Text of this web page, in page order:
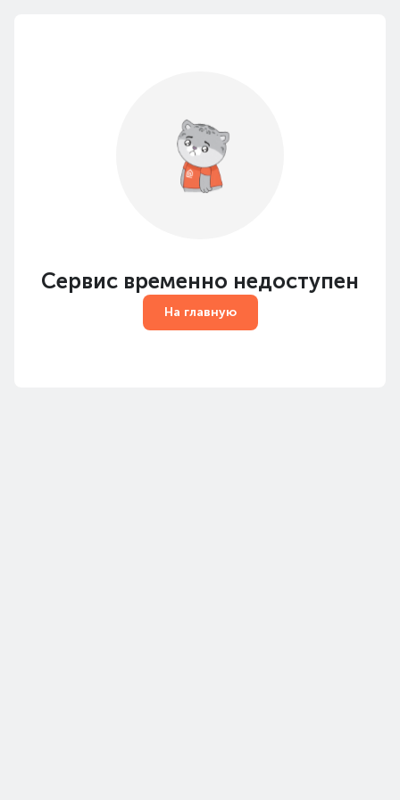
Сервис временно недоступен
На главную